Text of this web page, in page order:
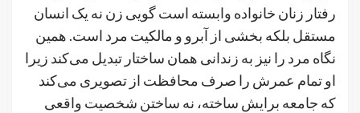
رفتار زنان خانواده وابسته است گویی زن نه یک انسان
مستقل بلکه بخشی از آبرو و مالکیت مرد است. همین
نگاه مرد را نیز به زندانی همان ساختار تبدیل می‌کند زیرا
او تمام عمرش را صرف محافظت از تصویری می‌کند
که جامعه برایش ساخته، نه ساختن شخصیت واقعی